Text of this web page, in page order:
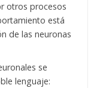
otros procesos
está
de las neuronas
se
lenguaje: